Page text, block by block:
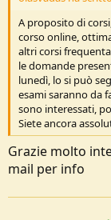
quello che
La propagazione
possiamo dire
ad una montagna
qualche
giorno o della
colleghi Venezia.
Ma se non sei in
valle diventa un
Ti mostro due
La prima, potenza
radioamatoriale
A proposito di
corso online,
altri corsi
le domande
lunedì, lo si può
esami saranno da
sono interessati,
Siete ancora
Grazie molto
mail per info